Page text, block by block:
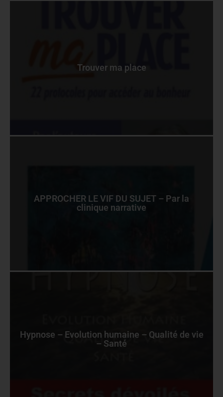
Trouver ma place
APPROCHER LE VIF DU SUJET – Par la
clinique narrative
Hypnose – Evolution humaine – Qualité de vie
– Santé